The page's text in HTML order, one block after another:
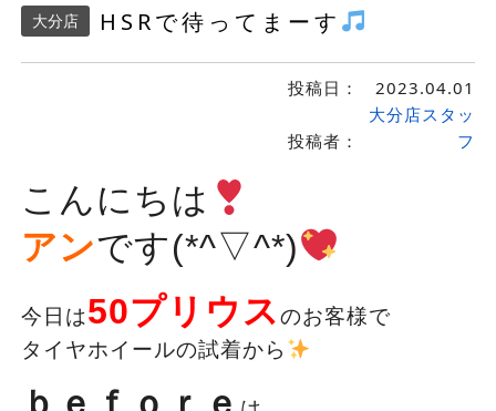
大分店 HSRで待ってまーす
投稿日： 2023.04.01
投稿者：
大分店スタッ
フ
こんにちは
アンです(*^▽^*)
今日は50プリウスのお客様で
タイヤホイールの試着から